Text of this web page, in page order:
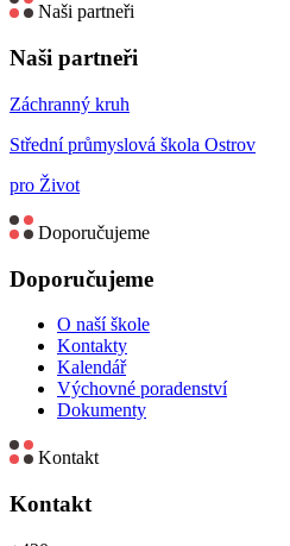
Naši partneři
Naši partneři
Záchranný kruh
Střední průmyslová škola Ostrov
pro Život
Doporučujeme
Doporučujeme
O naší škole
Kontakty
Kalendář
Výchovné poradenství
Dokumenty
Kontakt
Kontakt